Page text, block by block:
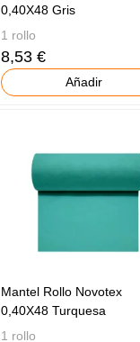
0,40X48 Gris
1 rollo
8,53 €
Añadir
Mantel Rollo Novotex
0,40X48 Turquesa
1 rollo